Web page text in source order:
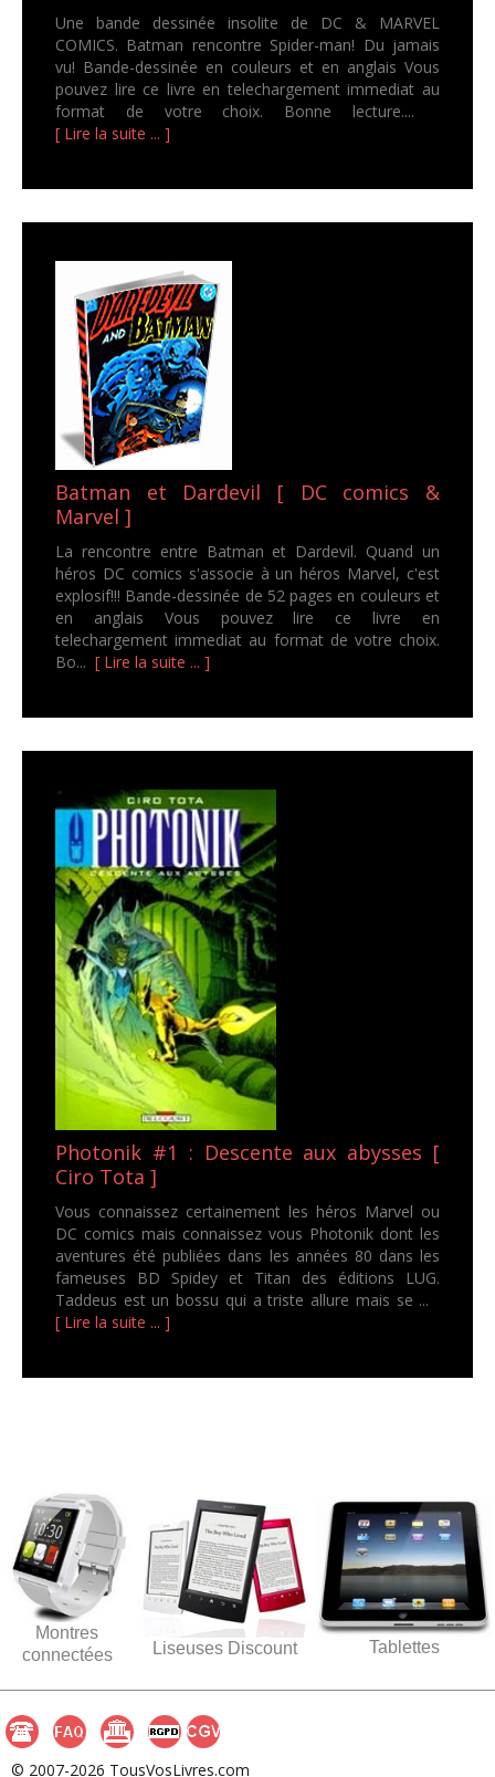
Une bande dessinée insolite de DC & MARVEL
COMICS. Batman rencontre Spider-man! Du jamais
vu! Bande-dessinée en couleurs et en anglais Vous
pouvez lire ce livre en telechargement immediat au
format de votre choix. Bonne lecture....
[ Lire la suite ... ]
Batman et Dardevil [ DC comics &
Marvel ]
La rencontre entre Batman et Dardevil. Quand un
héros DC comics s'associe à un héros Marvel, c'est
explosif!!! Bande-dessinée de 52 pages en couleurs et
en anglais Vous pouvez lire ce livre en
telechargement immediat au format de votre choix.
Bo... [ Lire la suite ... ]
Photonik #1 : Descente aux abysses [
Ciro Tota ]
Vous connaissez certainement les héros Marvel ou
DC comics mais connaissez vous Photonik dont les
aventures été publiées dans les années 80 dans les
fameuses BD Spidey et Titan des éditions LUG.
Taddeus est un bossu qui a triste allure mais se ...
[ Lire la suite ... ]
Montres
connectées
Liseuses Discount Tablettes
© 2007-2026 TousVosLivres.com